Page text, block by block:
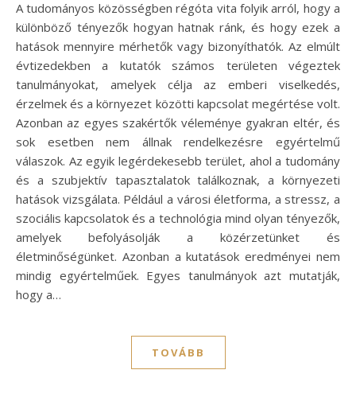
A tudományos közösségben régóta vita folyik arról, hogy a
különböző tényezők hogyan hatnak ránk, és hogy ezek a
hatások mennyire mérhetők vagy bizonyíthatók. Az elmúlt
évtizedekben a kutatók számos területen végeztek
tanulmányokat, amelyek célja az emberi viselkedés,
érzelmek és a környezet közötti kapcsolat megértése volt.
Azonban az egyes szakértők véleménye gyakran eltér, és
sok esetben nem állnak rendelkezésre egyértelmű
válaszok. Az egyik legérdekesebb terület, ahol a tudomány
és a szubjektív tapasztalatok találkoznak, a környezeti
hatások vizsgálata. Például a városi életforma, a stressz, a
szociális kapcsolatok és a technológia mind olyan tényezők,
amelyek befolyásolják a közérzetünket és
életminőségünket. Azonban a kutatások eredményei nem
mindig egyértelműek. Egyes tanulmányok azt mutatják,
hogy a…
TOVÁBB